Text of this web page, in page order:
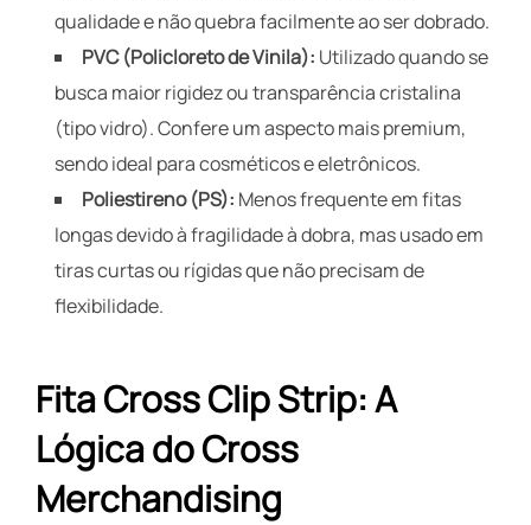
qualidade e não quebra facilmente ao ser dobrado.
PVC (Policloreto de Vinila): Utilizado quando se
busca maior rigidez ou transparência cristalina
(tipo vidro). Confere um aspecto mais premium,
sendo ideal para cosméticos e eletrônicos.
Poliestireno (PS): Menos frequente em fitas
longas devido à fragilidade à dobra, mas usado em
tiras curtas ou rígidas que não precisam de
flexibilidade.
Fita Cross Clip Strip: A
Lógica do Cross
Merchandising